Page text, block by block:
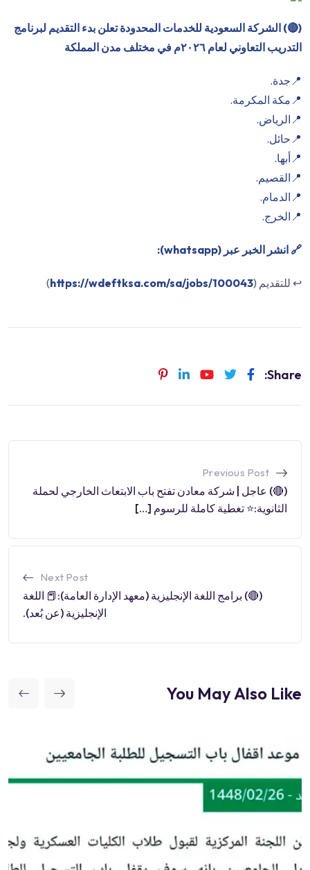
(
🔴) الشركة السعودية للخدمات المحدودة تعلن بدء التقديم لبرنامج
التدريب التعاوني لعام ٢٠٢٦م في مختلف مدن المملكة
📍جدة.
📍مكة المكرمة.
📍الرياض.
📍حائل.
📍أبها.
📍القصيم.
📍الدمام.
📍الخرج.
🔗 انشر الخبر عبر (whatsapp):
↩️ للتقديم (https://wdeftksa.com/sa/jobs/100043
)
Share:
Previous Post
(🔴) عاجل | شركة معادن تفتح باب الابتعاث الخارجي لحملة
الثانوية:⭐️ تغطية كاملة للرسوم […]
Next Post
(🔴) برامج اللغة الإنجليزية (معهد الإدارة العامة):📕 اللغة
الإنجليزية (عن بُعد).
You May Also Like